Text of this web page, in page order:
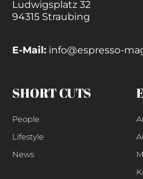
Ludwigsplatz 32
94315 Straubing
E-Mail: info@espresso-
SHORT CUTS
People
Lifestyle
News